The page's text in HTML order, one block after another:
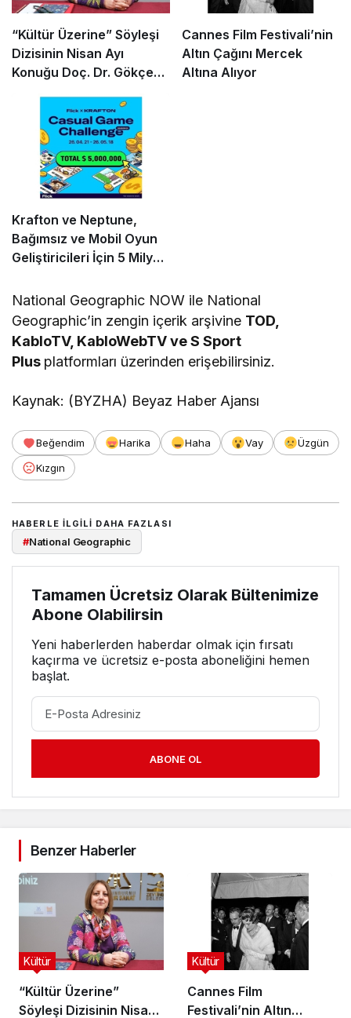
“Kültür Üzerine” Söyleşi
Dizisinin Nisan Ayı
Konuğu Doç. Dr. Gökçe
Cannes Film Festivali’nin
Altın Çağını Mercek
Altına Alıyor
Krafton ve Neptune,
Bağımsız ve Mobil Oyun
Geliştiricileri İçin 5 Milyon
Yarışmasını Başlattı
National Geographic NOW ile National
Geographic’in zengin içerik arşivine TOD,
KabloTV, KabloWebTV ve S Sport
Plus platformları üzerinden erişebilirsiniz.
Kaynak: (BYZHA) Beyaz Haber Ajansı
Beğendim Harika Haha Vay
Üzgün
Kızgın
HABERLE ILGILI DAHA FAZLASI
#National Geographic
Tamamen Ücretsiz Olarak Bültenimize
Abone Olabilirsin
Yeni haberlerden haberdar olmak için fırsatı
kaçırma ve ücretsiz e-posta aboneliğini hemen
başlat.
ABONE OL
Benzer Haberler
“Kültür Üzerine”
Söyleşi Dizisinin Nisan
Kültür
Cannes Film
Festivali’nin Altın
Kültür